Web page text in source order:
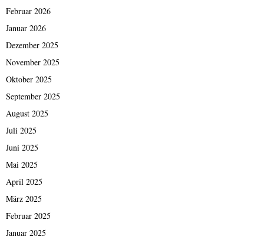
Februar 2026
Januar 2026
Dezember 2025
November 2025
Oktober 2025
September 2025
August 2025
Juli 2025
Juni 2025
Mai 2025
April 2025
März 2025
Februar 2025
Januar 2025